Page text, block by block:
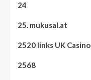
24
25. mukusal.at
2520 links UK Casino
2568